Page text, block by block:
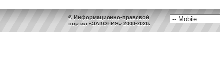
© Информационно-правовой
портал «ЗАКОНИЯ» 2008-2026.